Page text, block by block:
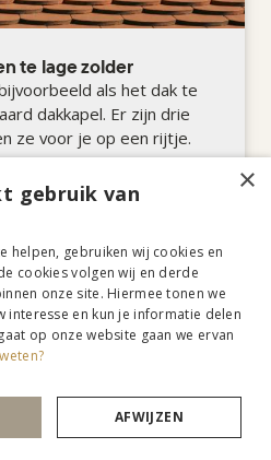
te lage zolder
als het dak te
dakkapel. Er zijn drie
ze voor je op een rijtje.
×
gebruik van
helpen, gebruiken wij cookies en
cookies volgen wij en derde
onze site. Hiermee tonen we
interesse en kun je informatie delen
op onze website gaan we ervan
AFWIJZEN